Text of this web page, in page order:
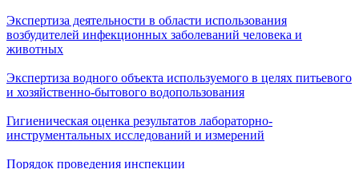
Экспертиза деятельности в области использования
возбудителей инфекционных заболеваний человека и
животных
Экспертиза водного объекта используемого в целях питьевого
и хозяйственно-бытового водопользования
Гигиеническая оценка результатов лабораторно-
инструментальных исследований и измерений
Порядок проведения инспекции